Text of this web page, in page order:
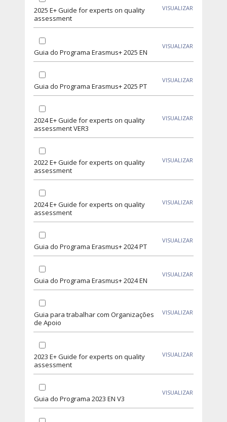
2025 E+ Guide for experts on quality
assessment
VISUALIZAR
Guia do Programa Erasmus+ 2025 EN
VISUALIZAR
Guia do Programa Erasmus+ 2025 PT
VISUALIZAR
2024 E+ Guide for experts on quality
assessment VER3
VISUALIZAR
2022 E+ Guide for experts on quality
assessment
VISUALIZAR
2024 E+ Guide for experts on quality
assessment
VISUALIZAR
Guia do Programa Erasmus+ 2024 PT
VISUALIZAR
Guia do Programa Erasmus+ 2024 EN
VISUALIZAR
Guia para trabalhar com Organizações
de Apoio
VISUALIZAR
2023 E+ Guide for experts on quality
assessment
VISUALIZAR
Guia do Programa 2023 EN V3
VISUALIZAR